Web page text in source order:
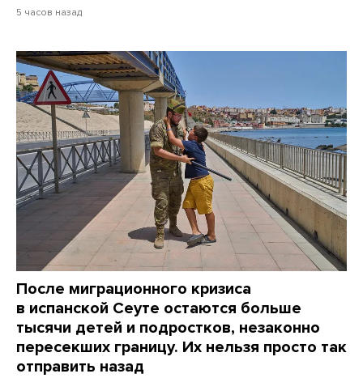
5 часов назад
После миграционного кризиса
в испанской Сеуте остаются больше
тысячи детей и подростков, незаконно
пересекших границу. Их нельзя просто так
отправить назад